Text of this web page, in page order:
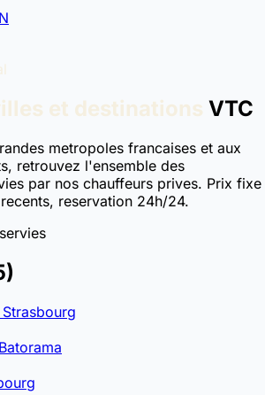
et destinations VTC
metropoles francaises et aux
retrouvez l'ensemble des
par nos chauffeurs prives. Prix fixe
reservation 24h/24.